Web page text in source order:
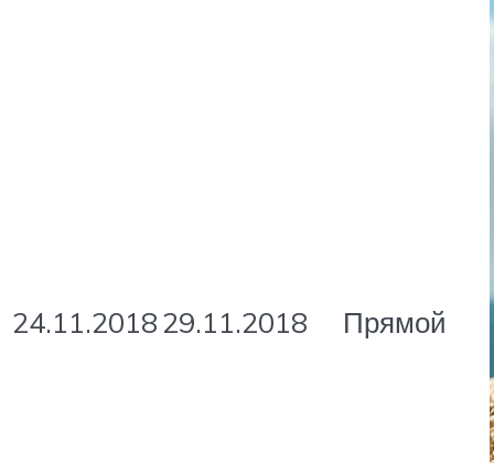
24.11.201829.11.2018 Прямой